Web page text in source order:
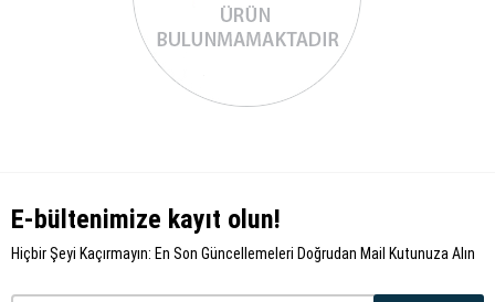
E-bültenimize kayıt olun!
Hiçbir Şeyi Kaçırmayın: En Son Güncellemeleri Doğrudan Mail Kutunuza Alın